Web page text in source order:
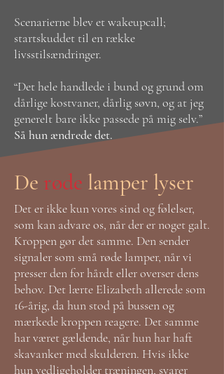
Scenarierne blev et wakeupcall;
startskuddet til en række
livsstilsændringer.
“Det hele handlede i bund og grund om
dårlige kostvaner, dårlig søvn, og at jeg
generelt bare ikke passede på mig selv.”
Så hun ændrede det.
De røde lamper lyser
Det er ikke kun vores sind og følelser,
som kan advare os, når der er noget galt.
Kroppen gør det samme. Den sender
signaler som små røde lamper, når vi
presser den for hårdt eller overser dens
behov. Det lærte Elizabeth allerede som
16-årig, da hun stod på bussen og
mærkede kroppen reagere. Det samme
har været gældende, når hun har haft
skavanker med skulderen. Hvis ikke
hun vedligeholder træningen, svarer